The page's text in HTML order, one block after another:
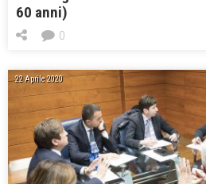
60 anni)
0
22 Aprile 2020